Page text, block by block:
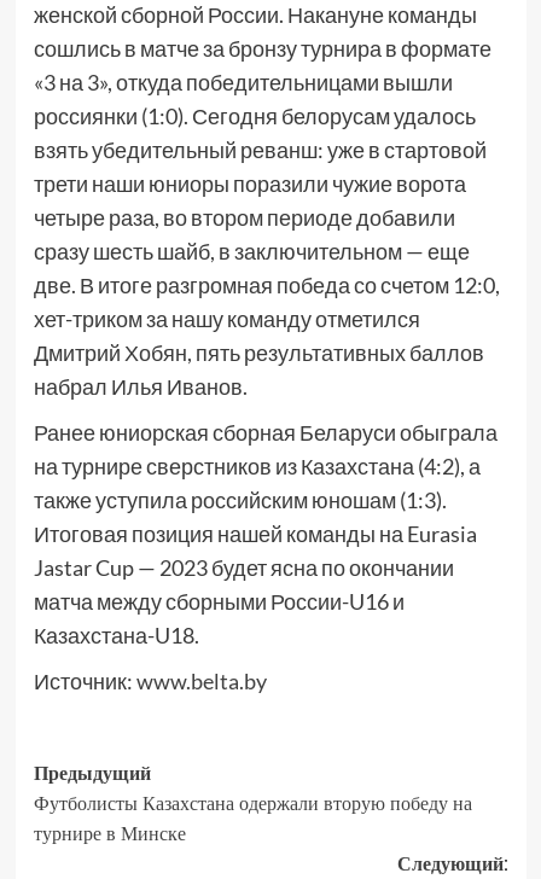
женской сборной России. Накануне команды
сошлись в матче за бронзу турнира в формате
«3 на 3», откуда победительницами вышли
россиянки (1:0). Сегодня белорусам удалось
взять убедительный реванш: уже в стартовой
трети наши юниоры поразили чужие ворота
четыре раза, во втором периоде добавили
сразу шесть шайб, в заключительном — еще
две. В итоге разгромная победа со счетом 12:0,
хет-триком за нашу команду отметился
Дмитрий Хобян, пять результативных баллов
набрал Илья Иванов.
Ранее юниорская сборная Беларуси обыграла
на турнире сверстников из Казахстана (4:2), а
также уступила российским юношам (1:3).
Итоговая позиция нашей команды на Eurasia
Jastar Cup — 2023 будет ясна по окончании
матча между сборными России-U16 и
Казахстана-U18.
Источник:www.belta.by
Предыдущий
Футболисты Казахстана одержали вторую победу на
турнире в Минске
Следующий: